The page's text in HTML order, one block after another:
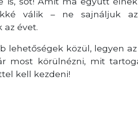
válik – ne sajnáljuk
az évet.
lehetőségek közül, legyen
most körülnézni, mit
kell kezdeni!